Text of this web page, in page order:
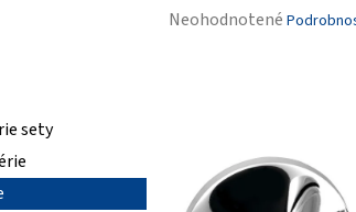
sety
Priemerné
hviezdičiek.
Neohodnotené